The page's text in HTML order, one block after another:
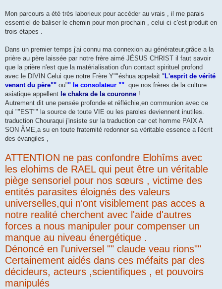
Mon parcours a été très laborieux pour accéder au vrais , il me parais
essentiel de baliser le chemin pour mon prochain , celui ci c'est produit en
trois étapes .
Dans un premier temps j'ai connu ma connexion au générateur,grâce a la
prière au père laissée par notre frère aimé JÉSUS CHRIST il faut savoir
que la prière n'est que la matérialisation d'un contact spirituel profond
avec le DIVIN Celui que notre Frère Y""éshua appelait ''L'esprit de vérité
venant du père"" ou"" le consolateur "" .que nos frères de la culture
asiatique appellent le chakra de la couronne !
Autrement dit une pensée profonde et réfléchie,en communion avec ce
qui ""EST"" la source de toute VIE ou les paroles deviennent inutiles.
traduction Chouraqui j'insiste sur la traduction car cet homme PAIX A
SON ÂME,a su en toute fraternité redonner sa véritable essence a l'écrit
des évangiles ,
ATTENTION ne pas confondre Elohîms avec
les elohims de RAEL qui peut être un véritable
piège sensoriel pour nos sœurs , victime des
entités parasites éloignés des valeurs
universelles,qui n'ont visiblement pas acces a
notre realité cherchent avec l'aide d'autres
forces a nous manipuler pour compenser un
manque au niveau énergétique .
Dénoncé en l'universel "" claude veau rions""
Certainement aidés dans ces méfaits par des
décideurs, acteurs ,scientifiques , et pouvoirs
manipulés